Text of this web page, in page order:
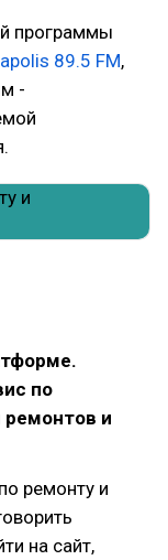
программы
89.5 FM,
-
по
и
ремонту и
на сайт,